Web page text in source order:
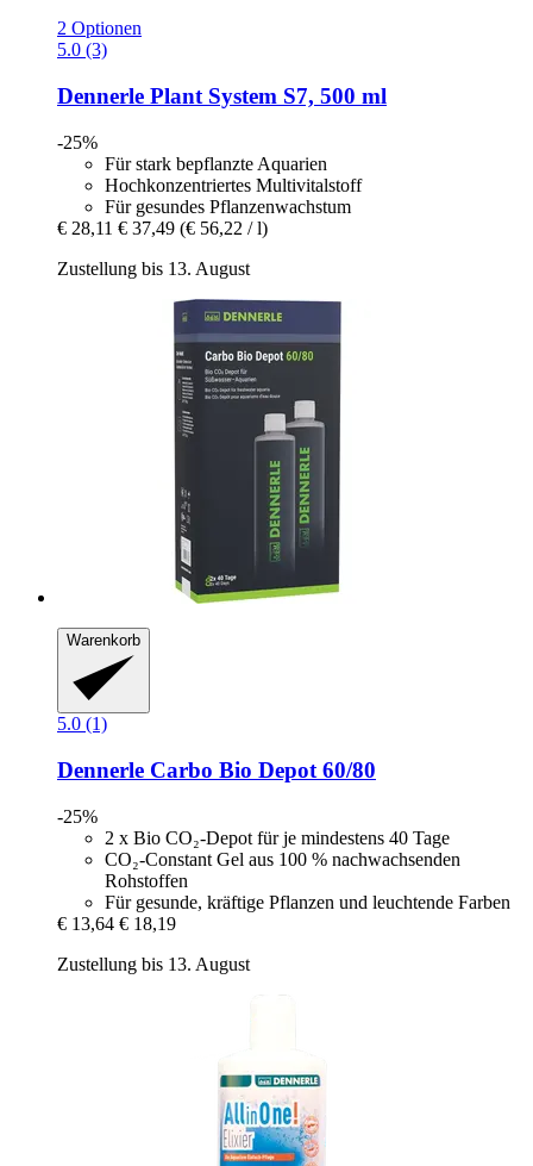
2 Optionen
5.0 (3)
Dennerle Plant System S7, 500 ml
-25%
Für stark bepflanzte Aquarien
Hochkonzentriertes Multivitalstoff
Für gesundes Pflanzenwachstum
€ 28,11 € 37,49 (€ 56,22 / l)
Zustellung bis 13. August
Warenkorb
5.0 (1)
Dennerle Carbo Bio Depot 60/80
-25%
2 x Bio CO₂-Depot für je mindestens 40 Tage
CO₂-Constant Gel aus 100 % nachwachsenden
Rohstoffen
Für gesunde, kräftige Pflanzen und leuchtende Farben
€ 13,64 € 18,19
Zustellung bis 13. August